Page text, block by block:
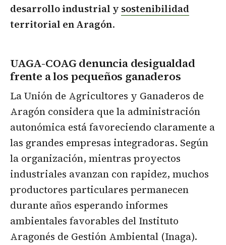
desarrollo industrial y sostenibilidad
territorial en Aragón.
UAGA-COAG denuncia desigualdad
frente a los pequeños ganaderos
La Unión de Agricultores y Ganaderos de
Aragón considera que la administración
autonómica está favoreciendo claramente a
las grandes empresas integradoras. Según
la organización, mientras proyectos
industriales avanzan con rapidez, muchos
productores particulares permanecen
durante años esperando informes
ambientales favorables del Instituto
Aragonés de Gestión Ambiental (Inaga).